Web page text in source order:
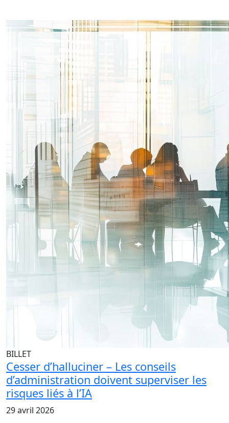
BILLET
Cesser d’halluciner – Les conseils
d’administration doivent superviser les
risques liés à l’IA
29 avril 2026